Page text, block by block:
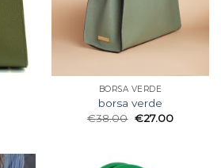
BORSA VERDE
borsa verde
€38.00 €27.00